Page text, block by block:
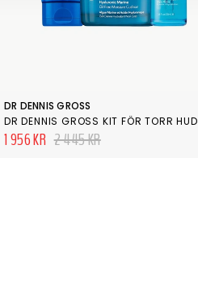
DR DENNIS GROSS
DR DENNIS GROSS KIT FÖR TORR HUD
1 956 KR 2 445 KR